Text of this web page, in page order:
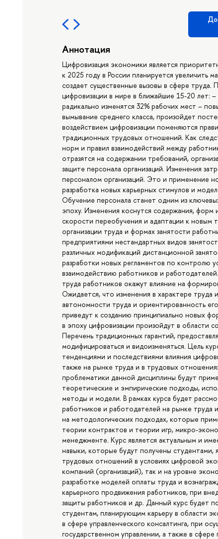
Аннотация
Цифровизация экономики является
к 2025 году в России планируется
создает существенные вызовы в сфере
цифровизации в мире в ближайшие 15-20 лет:
радикально изменятся 32% рабочих мест –
вымывание среднего класса, произойдет
воздействием цифровизации поменяются
традиционных трудовых отношений. Как
норм и правил взаимодействий между
отразятся на содержании требований,
защите персонала организаций. Изменения
персоналом организаций. Это и применение
разработка новых карьерных стимулов и
Обучение персонала станет одним из
эпоху. Изменения коснутся содержания,
скорости переобучения и адаптации к новым
организации труда и формах занятости
предприятиями нестандартных видов
различных модификаций дистанционной
разработки новых регламентов по контролю
взаимодействию работников и
труда работников окажут влияние на
Ожидается, что изменения в характере труда
автономности труда и ориентированность
приведут к созданию принципиально новых
в эпоху цифровизации произойдут в области
Перечень традиционных гарантий,
модифицироваться и видоизменяться. Цель
тенденциями и последствиями влияния
также на рынке труда и в трудовых
проблематики данной дисциплины будут
теоретические и эмпирические подходы,
методы и модели. В рамках курса будет
работников и работодателей на рынке труда
на методологических подходах, которые
теории контрактов и теории игр, микро-
менеджменте. Курс является актуальным и
навыки, которые будут получены студентами,
трудовых отношений в условиях цифровой
компаний (организаций), так и на уровне
разработке моделей оплаты труда и
карьерного продвижения работников, при
защиты работников и др. Данный курс будет
студентам, планирующим карьеру в области
в сфере управленческого консалтинга, при
государственном управлении, а также в сфере